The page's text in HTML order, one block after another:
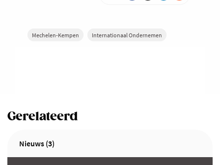
Mechelen-Kempen Internationaal Ondernemen
Gerelateerd
Nieuws (3)